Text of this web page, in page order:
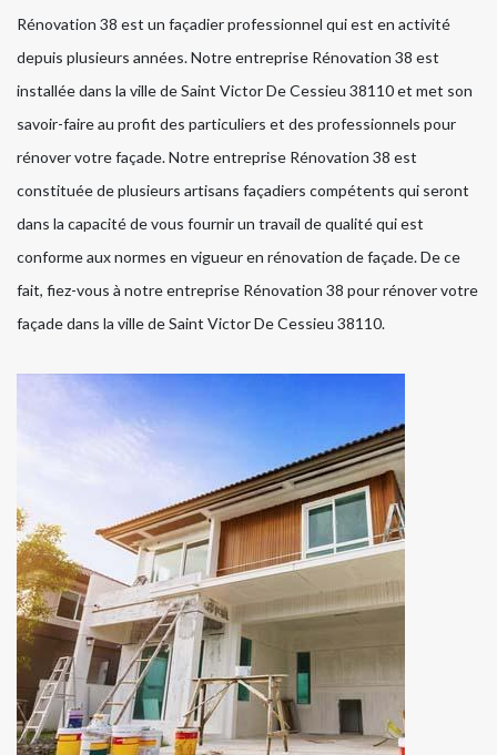
Rénovation 38 est un façadier professionnel qui est en activité
depuis plusieurs années. Notre entreprise Rénovation 38 est
installée dans la ville de Saint Victor De Cessieu 38110 et met son
savoir-faire au profit des particuliers et des professionnels pour
rénover votre façade. Notre entreprise Rénovation 38 est
constituée de plusieurs artisans façadiers compétents qui seront
dans la capacité de vous fournir un travail de qualité qui est
conforme aux normes en vigueur en rénovation de façade. De ce
fait, fiez-vous à notre entreprise Rénovation 38 pour rénover votre
façade dans la ville de Saint Victor De Cessieu 38110.